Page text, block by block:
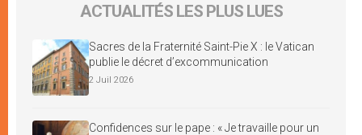
ACTUALITÉS LES PLUS LUES
Sacres de la Fraternité Saint-Pie X : le Vatican
publie le décret d’excommunication
2 Juil 2026
Confidences sur le pape : « Je travaille pour un